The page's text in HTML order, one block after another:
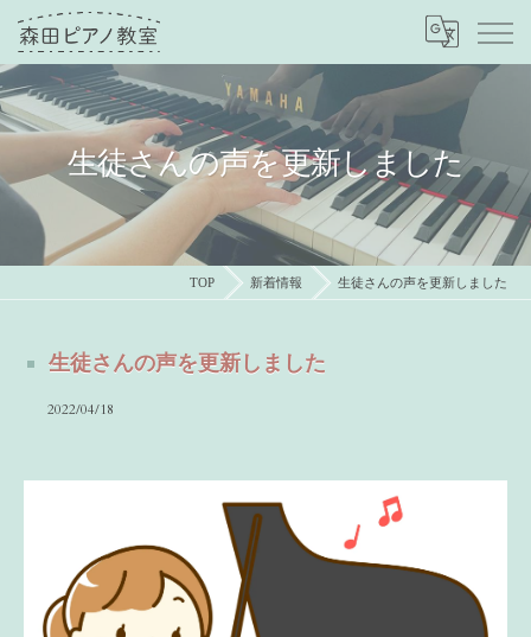
生徒さんの声を更新しました
TOP 新着情報 生徒さんの声を更新しました
生徒さんの声を更新しました
2022/04/18